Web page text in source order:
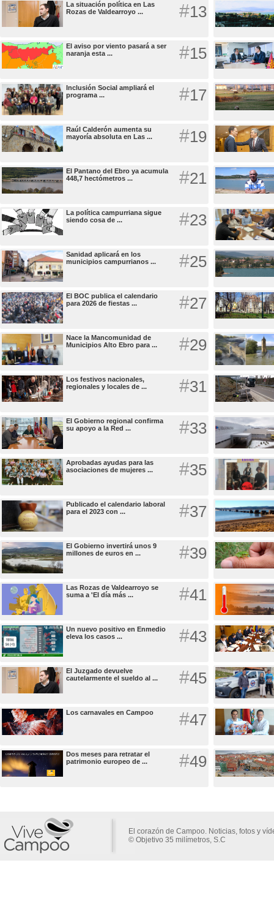
#13
La situación política en Las
Rozas de Valdearroyo ...
#15
El aviso por viento pasará a ser
naranja esta ...
#17
Inclusión Social ampliará el
programa ...
#19
Raúl Calderón aumenta su
mayoría absoluta en Las ...
#21
El Pantano del Ebro ya acumula
448,7 hectómetros ...
#23
La política campurriana sigue
siendo cosa de ...
#25
Sanidad aplicará en los
municipios campurrianos ...
#27
El BOC publica el calendario
para 2026 de fiestas ...
#29
Nace la Mancomunidad de
Municipios Alto Ebro para ...
#31
Los festivos nacionales,
regionales y locales de ...
#33
El Gobierno regional confirma
su apoyo a la Red ...
#35
Aprobadas ayudas para las
asociaciones de mujeres ...
#37
Publicado el calendario laboral
para el 2023 con ...
#39
El Gobierno invertirá unos 9
millones de euros en ...
#41
Las Rozas de Valdearroyo se
suma a 'El día más ...
#43
Un nuevo positivo en Enmedio
eleva los casos ...
#45
El Juzgado devuelve
cautelarmente el sueldo al ...
#47
Los carnavales en Campoo
#49
Dos meses para retratar el
patrimonio europeo de ...
El corazón de Campoo. Noticias, fotos y
© Objetivo 35 milímetros, S.C